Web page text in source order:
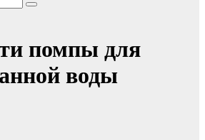
помпы для
воды